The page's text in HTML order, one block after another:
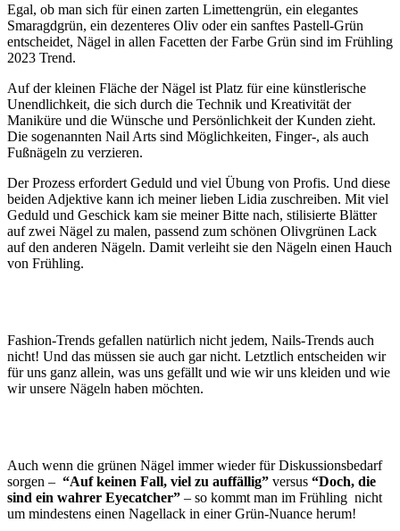
Egal, ob man sich für einen zarten Limettengrün, ein elegantes
Smaragdgrün, ein dezenteres Oliv oder ein sanftes Pastell-Grün
entscheidet, Nägel in allen Facetten der Farbe Grün sind im Frühling
2023 Trend.
Auf der kleinen Fläche der Nägel ist Platz für eine künstlerische
Unendlichkeit, die sich durch die Technik und Kreativität der
Maniküre und die Wünsche und Persönlichkeit der Kunden zieht.
Die sogenannten Nail Arts sind Möglichkeiten, Finger-, als auch
Fußnägeln zu verzieren.
Der Prozess erfordert Geduld und viel Übung von Profis. Und diese
beiden Adjektive kann ich meiner lieben Lidia zuschreiben. Mit viel
Geduld und Geschick kam sie meiner Bitte nach, stilisierte Blätter
auf zwei Nägel zu malen, passend zum schönen Olivgrünen Lack
auf den anderen Nägeln. Damit verleiht sie den Nägeln einen Hauch
von Frühling.
Fashion-Trends gefallen natürlich nicht jedem, Nails-Trends auch
nicht! Und das müssen sie auch gar nicht. Letztlich entscheiden wir
für uns ganz allein, was uns gefällt und wie wir uns kleiden und wie
wir unsere Nägeln haben möchten.
Auch wenn die grünen Nägel immer wieder für Diskussionsbedarf
sorgen – “Auf keinen Fall, viel zu auffällig” versus “Doch, die
sind ein wahrer Eyecatcher” – so kommt man im Frühling nicht
um mindestens einen Nagellack in einer Grün-Nuance herum!